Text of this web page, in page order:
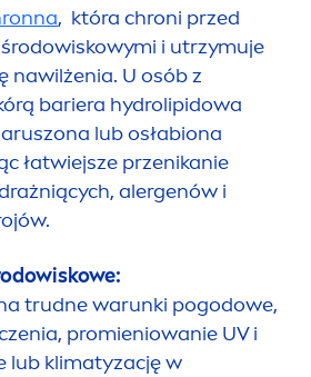
, która chroni przed
i utrzymuje
nawilżenia. U osób z
bariera hydrolipidowa
lub osłabiona
łatwiejsze przenikanie
alergenów i
trudne warunki pogodowe,
promieniowanie UV i
lub klimatyzację w